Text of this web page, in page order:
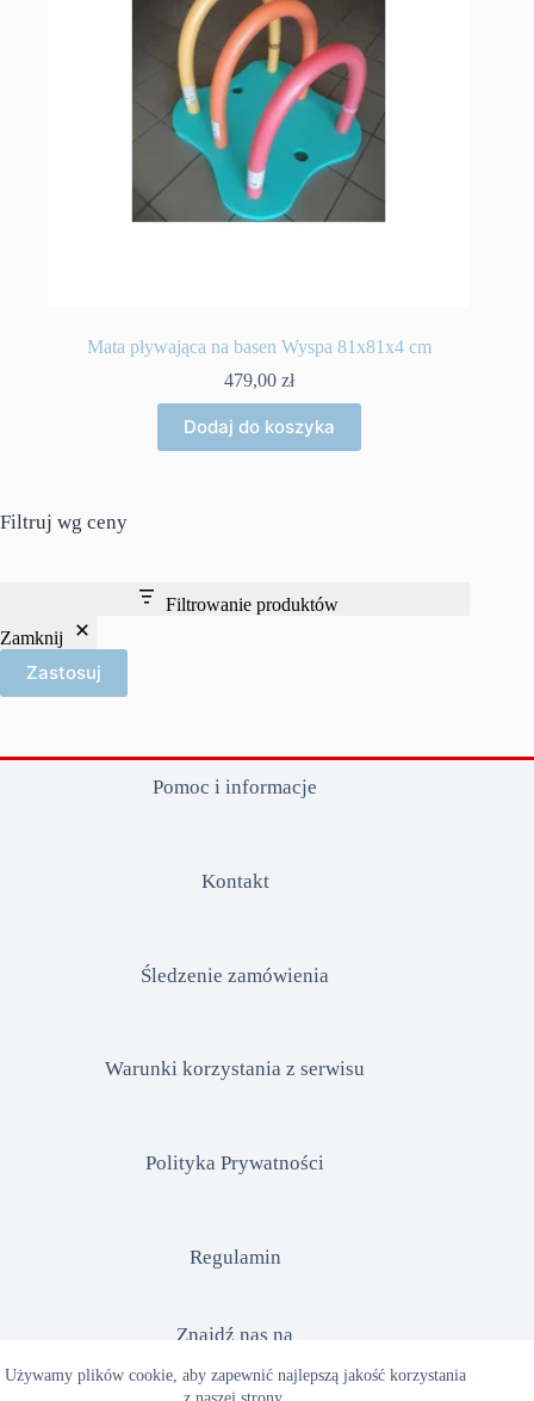
Używamy plików cookie, aby zapewnić najlepszą jakość korzystania
Mata pływająca na basen Wyspa 81x81x4 cm
479,00 zł
Dodaj do koszyka
Filtruj wg ceny
Filtrowanie produktów
Zamknij
Zastosuj
Pomoc i informacje
Kontakt
Śledzenie zamówienia
Warunki korzystania z serwisu
Polityka Prywatności
Regulamin
Znajdź nas na